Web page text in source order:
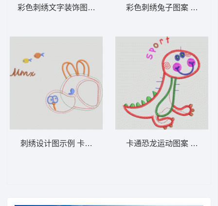
彩色刺绣文字装饰图案 卡通童装章标贴布
刺绣设计图示例 卡通童装章标贴布
彩色刺绣兔子
卡通恐龙运动